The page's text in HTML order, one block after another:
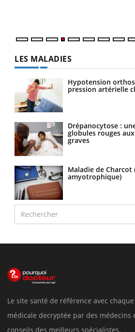
LES MALADIES
Hypotension
pression artérielle
Drépanocytose :
globules rouges
graves
Maladie de Charcot
amyotrophique)
Le site santé de référence avec
médicale decryptée par des médecins
conseils des meilleurs spécialistes.